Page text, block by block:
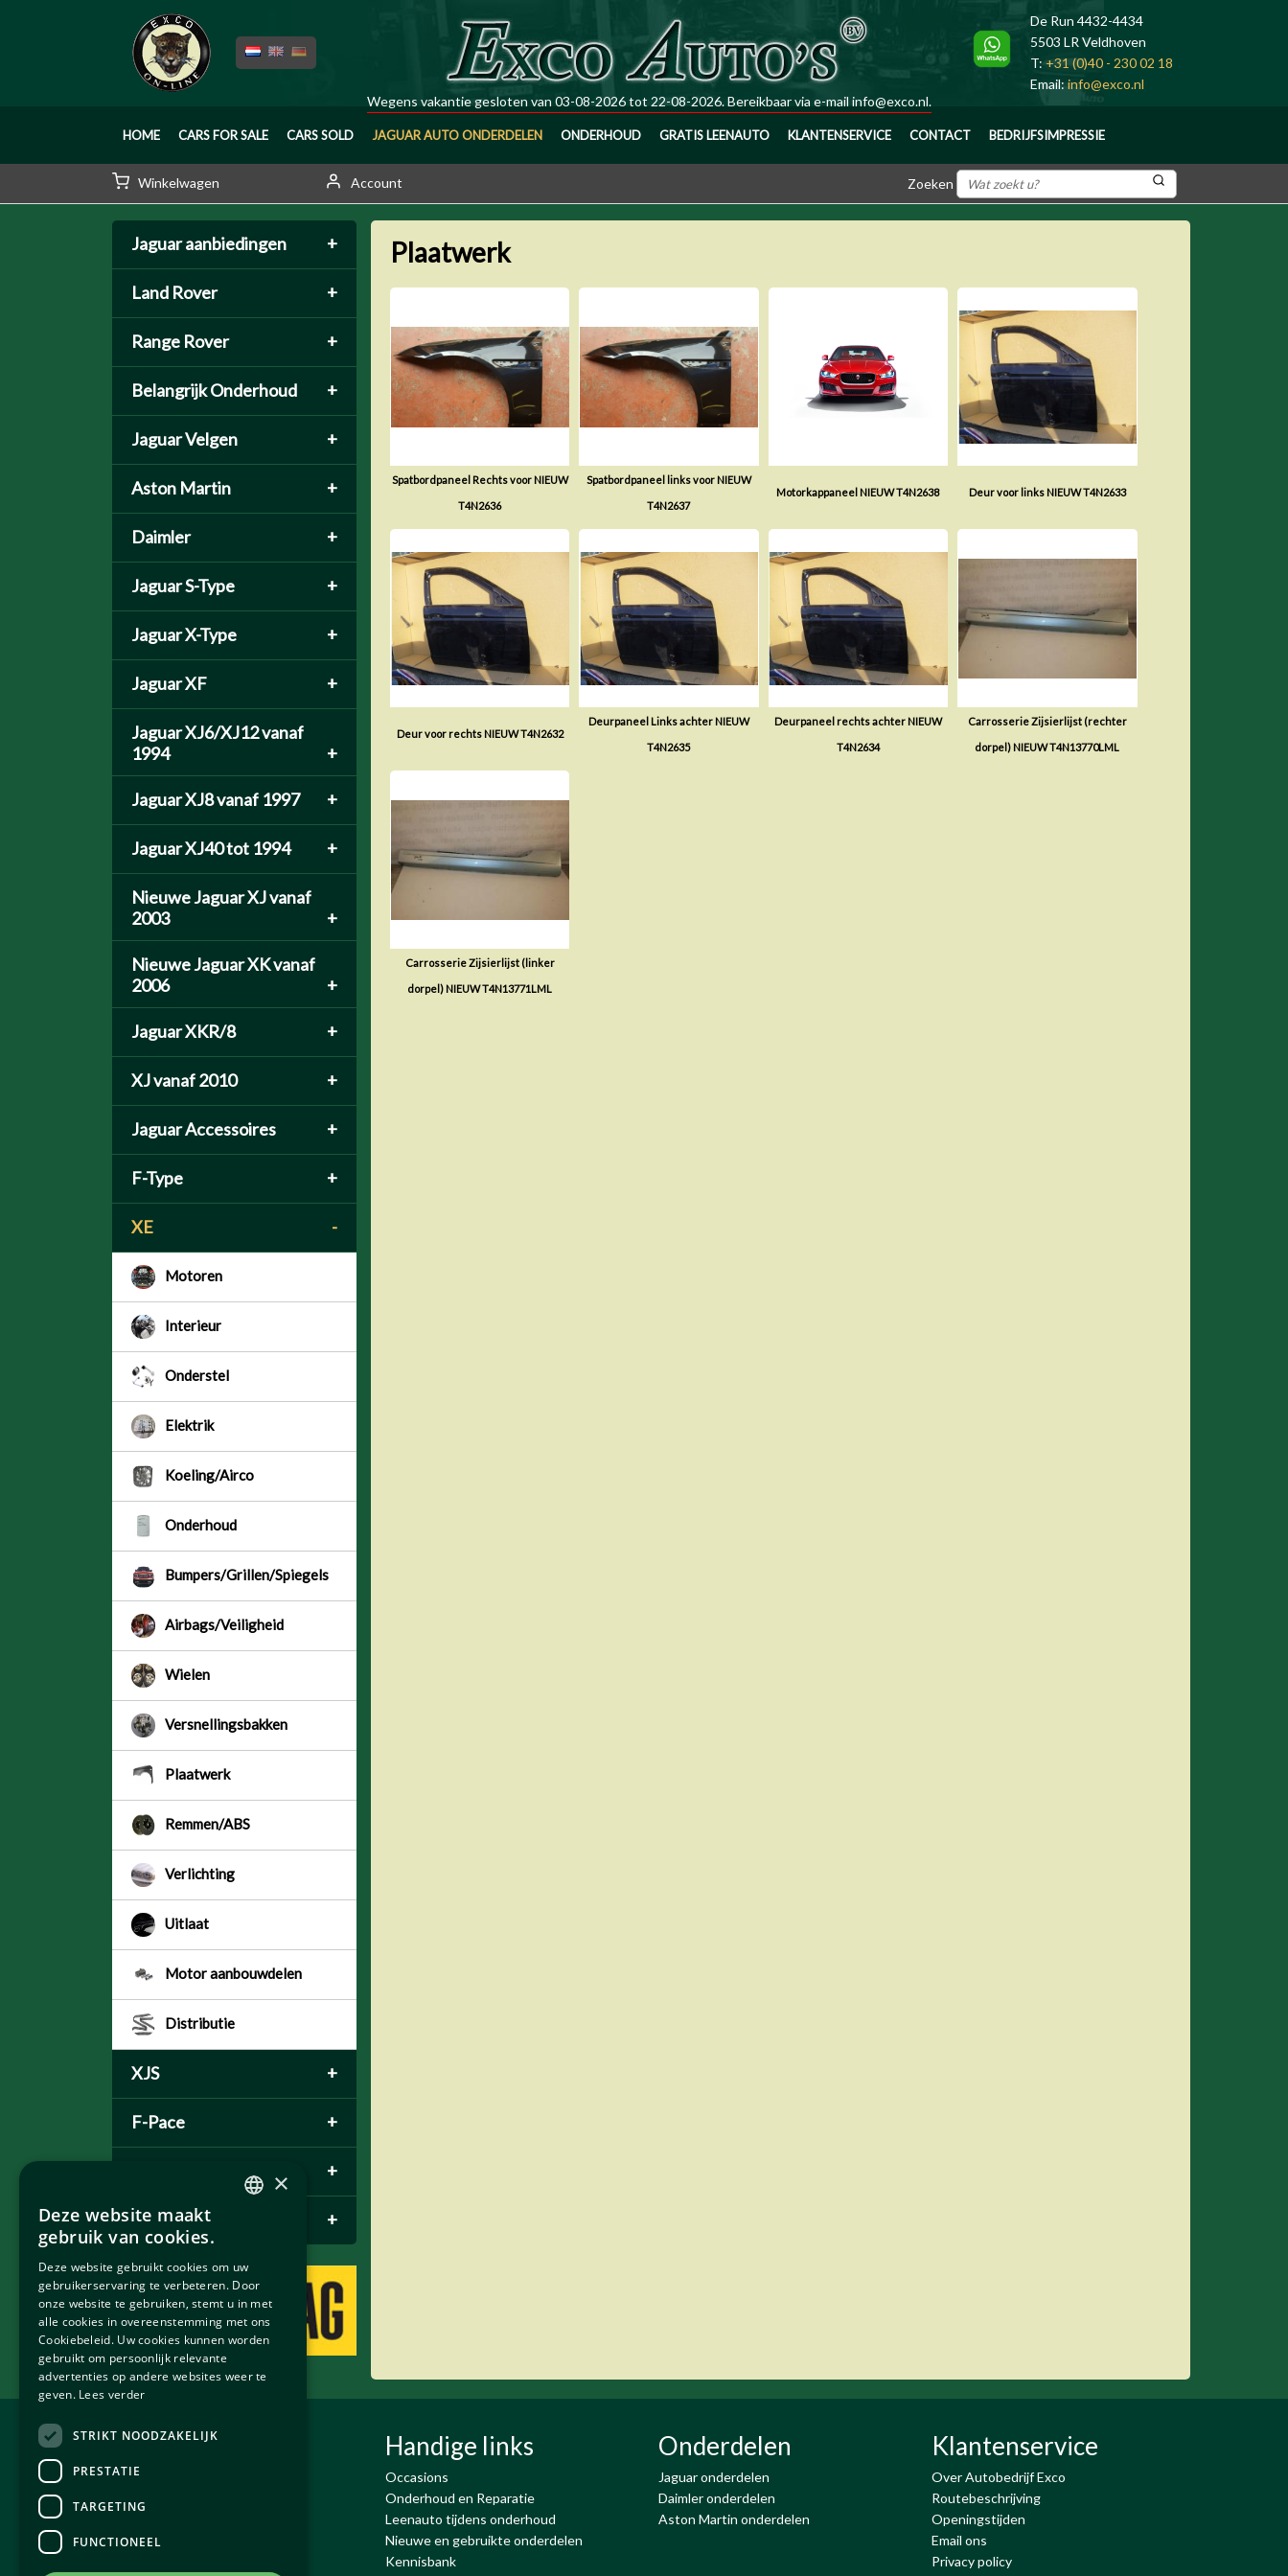
Wegens vakantie gesloten van 03-08-2026 tot 22-08-2026. Bereikbaar via e-mailinfo@exco.nl.
De Run 4432-4434
5503 LR Veldhoven
T: +31 (0)40 - 230 02 18
Email:info@exco.nl
HOME CARS FOR SALE CARS SOLD JAGUAR AUTO ONDERDELEN ONDERHOUD GRATIS LEENAUTO KLANTENSERVICE CONTACT BEDRIJFSIMPRESSIE
Winkelwagen Account Zoeken
Jaguar aanbiedingen +
Land Rover +
Range Rover +
Belangrijk Onderhoud +
Jaguar Velgen +
Aston Martin +
Daimler +
Jaguar S-Type +
Jaguar X-Type +
Jaguar XF +
Jaguar XJ6/XJ12 vanaf
1994
+
Jaguar XJ8 vanaf 1997 +
Jaguar XJ40 tot 1994 +
Nieuwe Jaguar XJ vanaf
2003
+
Nieuwe Jaguar XK vanaf
2006
+
Jaguar XKR/8 +
XJ vanaf 2010 +
Jaguar Accessoires +
F-Type +
XE -
Motoren
Interieur
Onderstel
Elektrik
Koeling/Airco
Onderhoud
Bumpers/Grillen/Spiegels
Airbags/Veiligheid
Wielen
Versnellingsbakken
Plaatwerk
Remmen/ABS
Verlichting
Uitlaat
Motor aanbouwdelen
Distributie
XJS +
F-Pace +
+
Bentley Parts +
Plaatwerk
Spatbordpaneel Rechts voor NIEUW
T4N2636
Spatbordpaneel links voor NIEUW
T4N2637
Motorkappaneel NIEUW T4N2638 Deur voor links NIEUW T4N2633
Deur voor rechts NIEUW T4N2632
Deurpaneel Links achter NIEUW
T4N2635
Deurpaneel rechts achter NIEUW
T4N2634
Carrosserie Zijsierlijst (rechter
dorpel) NIEUW T4N13770LML
Carrosserie Zijsierlijst (linker
dorpel) NIEUW T4N13771LML
Exco Auto's BV
De Run 4432-4434
Email:info@exco.nl
Handige links
Occasions
Onderhoud en Reparatie
Leenauto tijdens onderhoud
Nieuwe en gebruikte onderdelen
Kennisbank
Onderdelen
Jaguar onderdelen
Daimler onderdelen
Aston Martin onderdelen
Klantenservice
Over Autobedrijf Exco
Routebeschrijving
Openingstijden
Email ons
Privacy policy
×
Deze website maakt
gebruik van cookies.
Deze website gebruikt cookies om uw
gebruikerservaring te verbeteren. Door
onze website te gebruiken, stemt u in met
alle cookies in overeenstemming met ons
Cookiebeleid. Uw cookies kunnen worden
gebruikt om persoonlijk relevante
advertenties op andere websites weer te
geven. Lees verder
STRIKT NOODZAKELIJK
PRESTATIE
TARGETING
FUNCTIONEEL